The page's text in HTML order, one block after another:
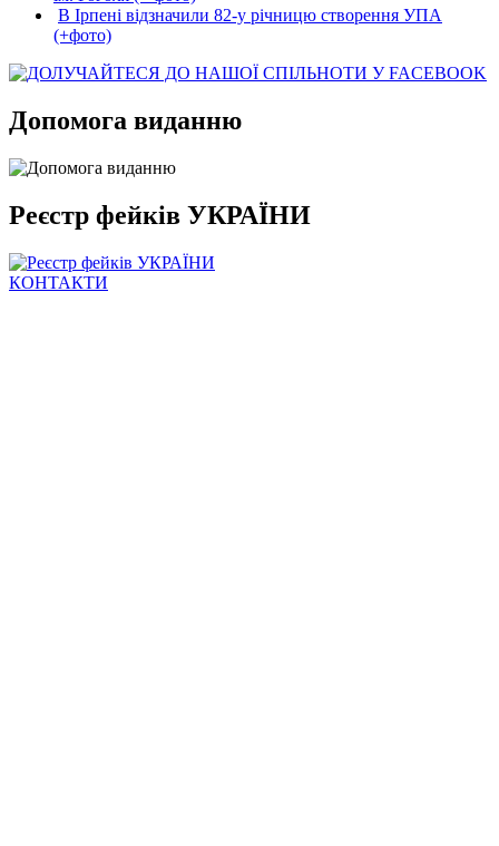
В Ірпені відзначили 82-у річницю створення УПА
(+фото)
Допомога виданню
Реєстр фейків УКРАЇНИ
КОНТАКТИ